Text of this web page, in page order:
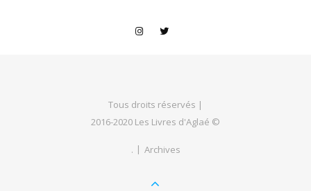
Tous droits réservés |
2016-2020 Les Livres d'Aglaé ©
. Archives